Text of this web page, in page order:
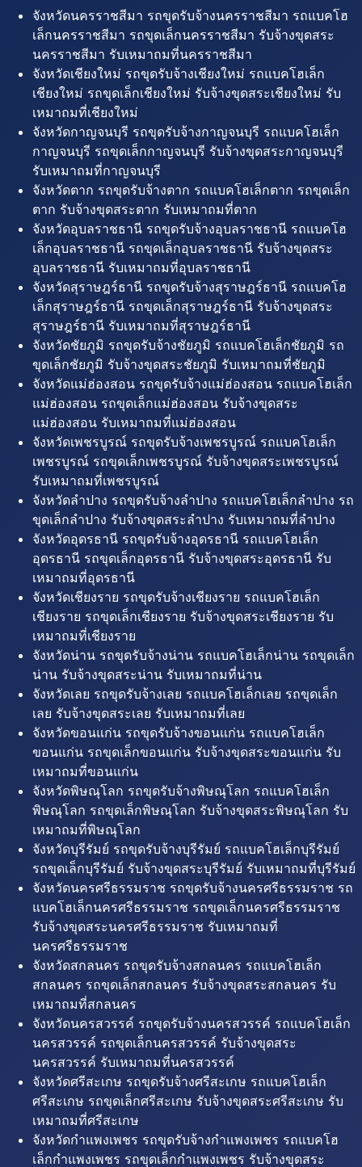
จังหวัดนครราชสีมา รถขุดรับจ้างนครราชสีมา รถแบคโฮ
เล็กนครราชสีมา รถขุดเล็กนครราชสีมา รับจ้างขุดสระ
นครราชสีมา รับเหมาถมที่นครราชสีมา
จังหวัดเชียงใหม่ รถขุดรับจ้างเชียงใหม่ รถแบคโฮเล็ก
เชียงใหม่ รถขุดเล็กเชียงใหม่ รับจ้างขุดสระเชียงใหม่ รับ
เหมาถมที่เชียงใหม่
จังหวัดกาญจนบุรี รถขุดรับจ้างกาญจนบุรี รถแบคโฮเล็ก
กาญจนบุรี รถขุดเล็กกาญจนบุรี รับจ้างขุดสระกาญจนบุรี
รับเหมาถมที่กาญจนบุรี
จังหวัดตาก รถขุดรับจ้างตาก รถแบคโฮเล็กตาก รถขุดเล็ก
ตาก รับจ้างขุดสระตาก รับเหมาถมที่ตาก
จังหวัดอุบลราชธานี รถขุดรับจ้างอุบลราชธานี รถแบคโฮ
เล็กอุบลราชธานี รถขุดเล็กอุบลราชธานี รับจ้างขุดสระ
อุบลราชธานี รับเหมาถมที่อุบลราชธานี
จังหวัดสุราษฎร์ธานี รถขุดรับจ้างสุราษฎร์ธานี รถแบคโฮ
เล็กสุราษฎร์ธานี รถขุดเล็กสุราษฎร์ธานี รับจ้างขุดสระ
สุราษฎร์ธานี รับเหมาถมที่สุราษฎร์ธานี
จังหวัดชัยภูมิ รถขุดรับจ้างชัยภูมิ รถแบคโฮเล็กชัยภูมิ รถ
ขุดเล็กชัยภูมิ รับจ้างขุดสระชัยภูมิ รับเหมาถมที่ชัยภูมิ
จังหวัดแม่ฮ่องสอน รถขุดรับจ้างแม่ฮ่องสอน รถแบคโฮเล็ก
แม่ฮ่องสอน รถขุดเล็กแม่ฮ่องสอน รับจ้างขุดสระ
แม่ฮ่องสอน รับเหมาถมที่แม่ฮ่องสอน
จังหวัดเพชรบูรณ์ รถขุดรับจ้างเพชรบูรณ์ รถแบคโฮเล็ก
เพชรบูรณ์ รถขุดเล็กเพชรบูรณ์ รับจ้างขุดสระเพชรบูรณ์
รับเหมาถมที่เพชรบูรณ์
จังหวัดลำปาง รถขุดรับจ้างลำปาง รถแบคโฮเล็กลำปาง รถ
ขุดเล็กลำปาง รับจ้างขุดสระลำปาง รับเหมาถมที่ลำปาง
จังหวัดอุดรธานี รถขุดรับจ้างอุดรธานี รถแบคโฮเล็ก
อุดรธานี รถขุดเล็กอุดรธานี รับจ้างขุดสระอุดรธานี รับ
เหมาถมที่อุดรธานี
จังหวัดเชียงราย รถขุดรับจ้างเชียงราย รถแบคโฮเล็ก
เชียงราย รถขุดเล็กเชียงราย รับจ้างขุดสระเชียงราย รับ
เหมาถมที่เชียงราย
จังหวัดน่าน รถขุดรับจ้างน่าน รถแบคโฮเล็กน่าน รถขุดเล็ก
น่าน รับจ้างขุดสระน่าน รับเหมาถมที่น่าน
จังหวัดเลย รถขุดรับจ้างเลย รถแบคโฮเล็กเลย รถขุดเล็ก
เลย รับจ้างขุดสระเลย รับเหมาถมที่เลย
จังหวัดขอนแก่น รถขุดรับจ้างขอนแก่น รถแบคโฮเล็ก
ขอนแก่น รถขุดเล็กขอนแก่น รับจ้างขุดสระขอนแก่น รับ
เหมาถมที่ขอนแก่น
จังหวัดพิษณุโลก รถขุดรับจ้างพิษณุโลก รถแบคโฮเล็ก
พิษณุโลก รถขุดเล็กพิษณุโลก รับจ้างขุดสระพิษณุโลก รับ
เหมาถมที่พิษณุโลก
จังหวัดบุรีรัมย์ รถขุดรับจ้างบุรีรัมย์ รถแบคโฮเล็กบุรีรัมย์
รถขุดเล็กบุรีรัมย์ รับจ้างขุดสระบุรีรัมย์ รับเหมาถมที่บุรีรัมย์
จังหวัดนครศรีธรรมราช รถขุดรับจ้างนครศรีธรรมราช รถ
แบคโฮเล็กนครศรีธรรมราช รถขุดเล็กนครศรีธรรมราช
รับจ้างขุดสระนครศรีธรรมราช รับเหมาถมที่
นครศรีธรรมราช
จังหวัดสกลนคร รถขุดรับจ้างสกลนคร รถแบคโฮเล็ก
สกลนคร รถขุดเล็กสกลนคร รับจ้างขุดสระสกลนคร รับ
เหมาถมที่สกลนคร
จังหวัดนครสวรรค์ รถขุดรับจ้างนครสวรรค์ รถแบคโฮเล็ก
นครสวรรค์ รถขุดเล็กนครสวรรค์ รับจ้างขุดสระ
นครสวรรค์ รับเหมาถมที่นครสวรรค์
จังหวัดศรีสะเกษ รถขุดรับจ้างศรีสะเกษ รถแบคโฮเล็ก
ศรีสะเกษ รถขุดเล็กศรีสะเกษ รับจ้างขุดสระศรีสะเกษ รับ
เหมาถมที่ศรีสะเกษ
จังหวัดกำแพงเพชร รถขุดรับจ้างกำแพงเพชร รถแบคโฮ
เล็กกำแพงเพชร รถขุดเล็กกำแพงเพชร รับจ้างขุดสระ